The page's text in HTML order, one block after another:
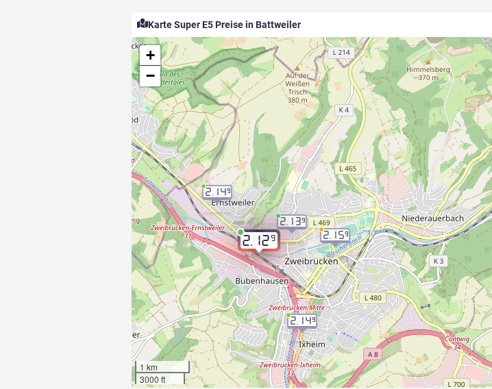
Karte Super E5 Preise in Battweiler
2.129
2.149
2.149
2.159
2.139
+
−
1 km
3000 ft